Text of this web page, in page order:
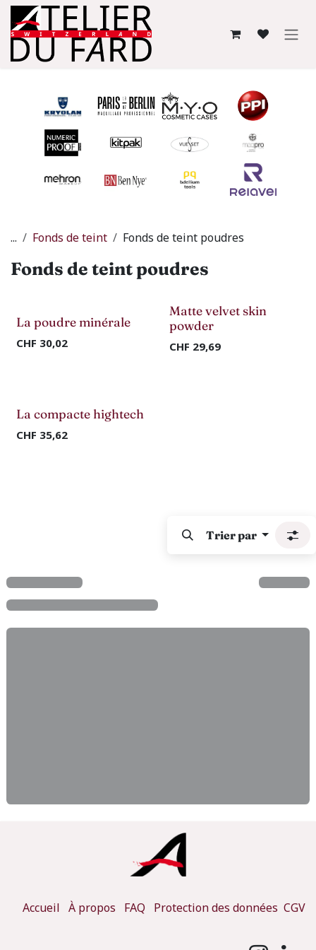
Se rendre au contenu
... Fonds de teint Fonds de teint poudres
Fonds de teint poudres
La poudre minérale
CHF 30,02
-50%
Matte velvet skin
powder
CHF 29,69
Discontinué
La compacte hightech
CHF 35,62
Trier par
Accueil À propos FAQ Protection des données CGV